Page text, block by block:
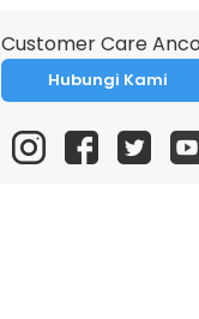
Customer Care
Hubungi Kami